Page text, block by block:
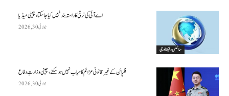
سائنس وٹیکنالوجی
اے آئی کی ترقی کا راستہ بند نہیں کیا جا سکتا، چینی میڈیا
جولائی 30, 2026
فلپائن کے غیر قانونی عزائم کامیاب نہیں ہو سکتے ، چینی وزارتِ دفاع
جولائی 30, 2026